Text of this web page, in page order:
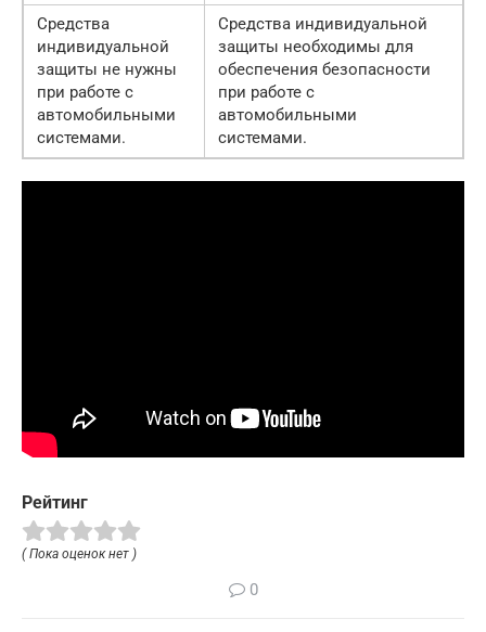
Средства
индивидуальной
защиты не нужны
при работе с
автомобильными
системами.
Средства индивидуальной
защиты необходимы для
обеспечения безопасности
при работе с
автомобильными
системами.
Рейтинг
( Пока оценок нет )
0